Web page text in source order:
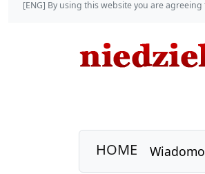
[ENG] By using this website you are
HOME